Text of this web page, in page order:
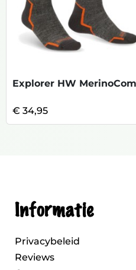
€ 34,95
Informatie
Privacybeleid
Reviews